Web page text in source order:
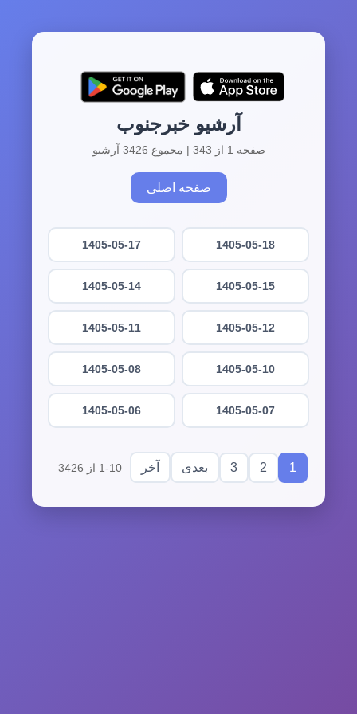
آرشیو خبرجنوب
صفحه 1 از 343 | مجموع 3426 آرشیو
صفحه اصلی
1405-05-18
1405-05-17
1405-05-15
1405-05-14
1405-05-12
1405-05-11
1405-05-10
1405-05-08
1405-05-07
1405-05-06
1
2
3 بعدی آخر 1-10 از 3426